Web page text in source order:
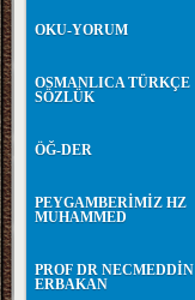
OKU-YORUM
OSMANLICA TÜRKÇE
SÖZLÜK
ÖĞ-DER
PEYGAMBERİMİZ HZ
MUHAMMED
PROF DR NECMEDDİN
ERBAKAN